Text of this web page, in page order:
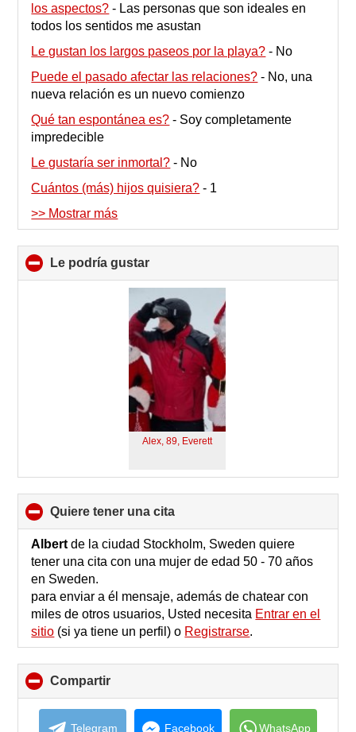
los aspectos? - Las personas que son ideales en
todos los sentidos me asustan
Le gustan los largos paseos por la playa? - No
Puede el pasado afectar las relaciones? - No, una
nueva relación es un nuevo comienzo
Qué tan espontánea es? - Soy completamente
impredecible
Le gustaría ser inmortal? - No
Cuántos (más) hijos quisiera? - 1
>> Mostrar más
Le podría gustar
to
collapse
contents
Alex, 89, Everett
quiere tener una cita
to
collapse
contents
Albert de la ciudad Stockholm, Sweden quiere
tener una cita con una mujer de edad 50 - 70 años
en Sweden.
para enviar a él mensaje, además de chatear con
miles de otros usuarios, Usted necesita Entrar en el
sitio (si ya tiene un perfil) o Registrarse.
Compartir
to
collapse
contents
Telegram Facebook WhatsApp